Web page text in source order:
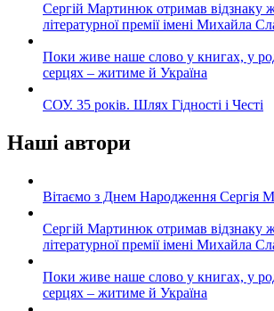
Сергій Мартинюк отримав відзнаку
літературної премії імені Михайла
Поки живе наше слово у книгах, у
серцях – житиме й Україна
СОУ. 35 років. Шлях Гідності і Честі
Наші автори
Вітаємо з Днем Народження Сергія
Сергій Мартинюк отримав відзнаку
літературної премії імені Михайла
Поки живе наше слово у книгах, у
серцях – житиме й Україна